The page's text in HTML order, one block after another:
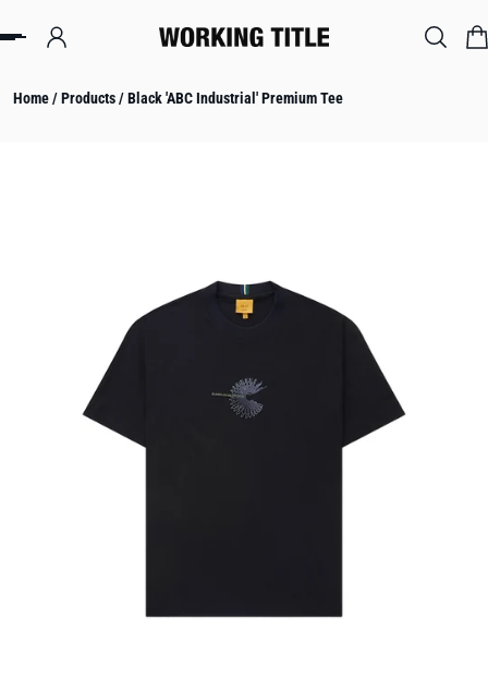
TO CONTENT
Home/Products/Black 'ABC Industrial' Premium Tee